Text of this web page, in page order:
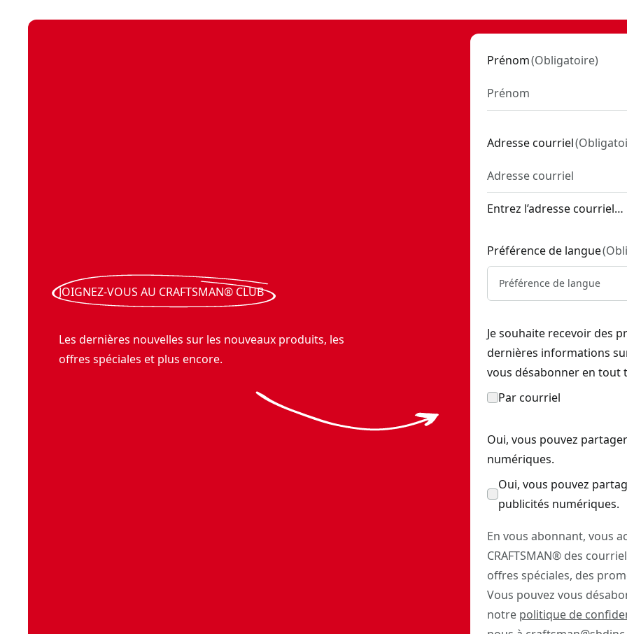
JOIGNEZ-VOUS AU CRAFTSMAN® CLUB
Les dernières nouvelles sur les nouveaux produits, les
offres spéciales et plus encore.
Prénom(Obligatoire)
Adresse courriel(
Entrez l’adresse courriel…
Préférence de langue(
Préférence de langue
Je souhaite recevoir des
dernières informations
vous désabonner en tout
Par courriel
Oui, vous pouvez
numériques.
Oui, vous pouvez
publicités numériques.
En vous abonnant, vous
CRAFTSMAN® des
offres spéciales, des
Vous pouvez vous
notre politique de